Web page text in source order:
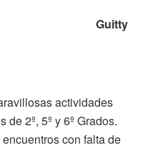
actividades
2º, 5º y 6º Grados.
con falta de